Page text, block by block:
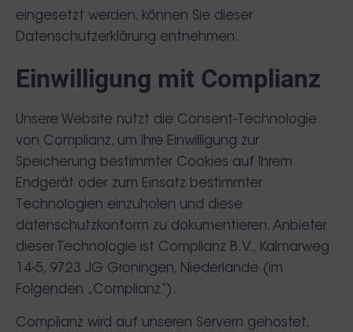
eingesetzt werden, können Sie dieser
Datenschutzerklärung entnehmen.
Einwilligung mit Complianz
Unsere Website nutzt die Consent-Technologie
von Complianz, um Ihre Einwilligung zur
Speicherung bestimmter Cookies auf Ihrem
Endgerät oder zum Einsatz bestimmter
Technologien einzuholen und diese
datenschutzkonform zu dokumentieren. Anbieter
dieser Technologie ist Complianz B.V., Kalmarweg
14-5, 9723 JG Groningen, Niederlande (im
Folgenden „Complianz“).
Complianz wird auf unseren Servern gehostet,